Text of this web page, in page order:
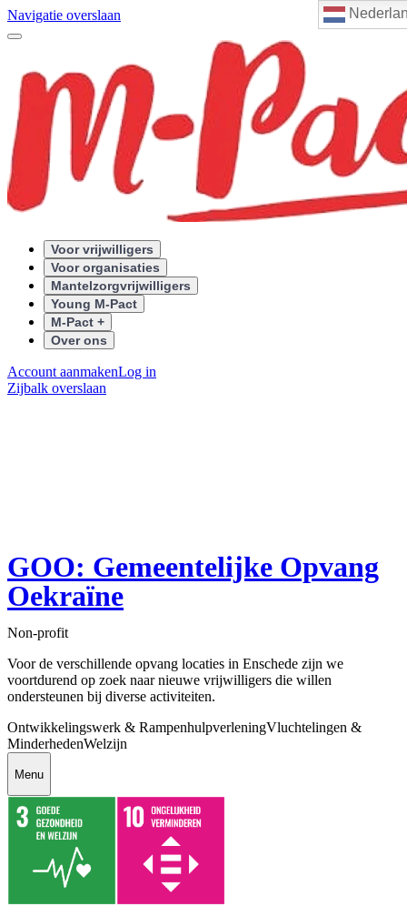
Navigatie overslaan
Voor vrijwilligers
Voor organisaties
Mantelzorgvrijwilligers
Young M-Pact
M-Pact +
Over ons
Account aanmakenLog in
Zijbalk overslaan
GOO: Gemeentelijke Opvang
Oekraïne
Non-profit
Voor de verschillende opvang locaties in Enschede zijn we
voortdurend op zoek naar nieuwe vrijwilligers die willen
ondersteunen bij diverse activiteiten.
Ontwikkelingswerk & RampenhulpverleningVluchtelingen &
MinderhedenWelzijn
Menu